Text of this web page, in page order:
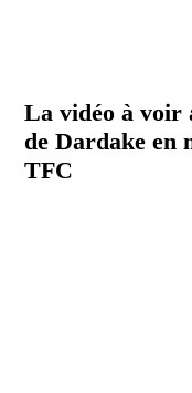
La vidéo à voir
de Dardake en
TFC